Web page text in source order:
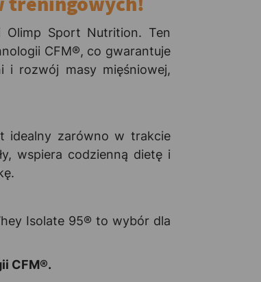
Olimp Sport Nutrition. Ten
CFM®, co gwarantuje
i rozwój masy mięśniowej,
idealny zarówno w trakcie
wspiera codzienną dietę i
Isolate 95® to wybór dla
CFM®.